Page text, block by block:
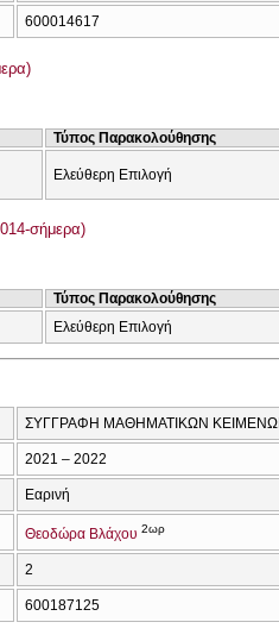
600014617
Τύπος Παρακολούθησης
Ελεύθερη Επιλογή
σήμερα)
Τύπος Παρακολούθησης
Ελεύθερη Επιλογή
ΣΥΓΓΡΑΦΗ ΜΑΘΗΜΑΤΙΚΩΝ
2021 – 2022
Εαρινή
Θεοδώρα Βλάχου 2ωρ
2
600187125